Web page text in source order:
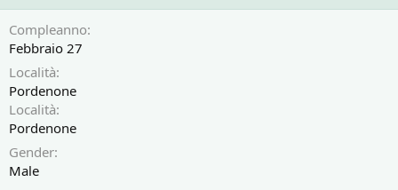
Compleanno
Febbraio 27
Località
Pordenone
Località
Pordenone
Gender
Male